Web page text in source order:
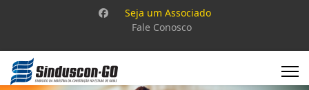
Seja um Associado
Fale Conosco